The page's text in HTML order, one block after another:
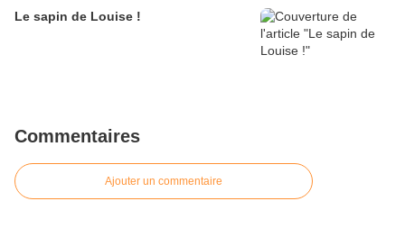
Le sapin de Louise !
Commentaires
Ajouter un commentaire